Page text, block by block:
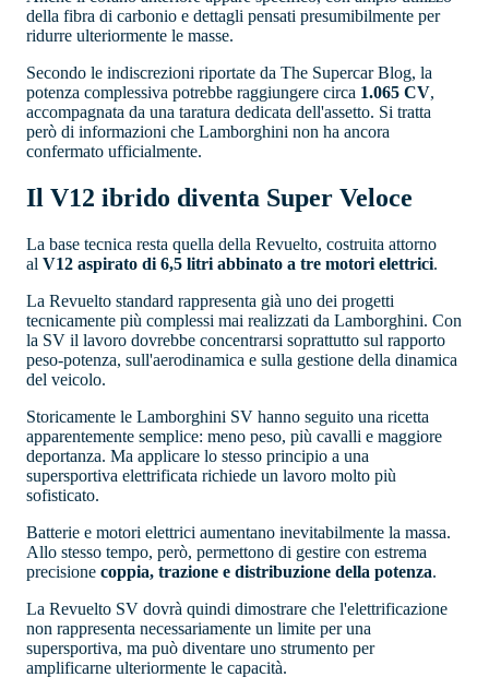
della fibra di carbonio e dettagli pensati presumibilmente per
ridurre ulteriormente le masse.
Secondo le indiscrezioni riportate da The Supercar Blog, la
potenza complessiva potrebbe raggiungere circa 1.065 CV,
accompagnata da una taratura dedicata dell'assetto. Si tratta
però di informazioni che Lamborghini non ha ancora
confermato ufficialmente.
Il V12 ibrido diventa Super Veloce
La base tecnica resta quella della Revuelto, costruita attorno
al V12 aspirato di 6,5 litri abbinato a tre motori elettrici.
La Revuelto standard rappresenta già uno dei progetti
tecnicamente più complessi mai realizzati da Lamborghini. Con
la SV il lavoro dovrebbe concentrarsi soprattutto sul rapporto
peso-potenza, sull'aerodinamica e sulla gestione della dinamica
del veicolo.
Storicamente le Lamborghini SV hanno seguito una ricetta
apparentemente semplice: meno peso, più cavalli e maggiore
deportanza. Ma applicare lo stesso principio a una
supersportiva elettrificata richiede un lavoro molto più
sofisticato.
Batterie e motori elettrici aumentano inevitabilmente la massa.
Allo stesso tempo, però, permettono di gestire con estrema
precisione coppia, trazione e distribuzione della potenza.
La Revuelto SV dovrà quindi dimostrare che l'elettrificazione
non rappresenta necessariamente un limite per una
supersportiva, ma può diventare uno strumento per
amplificarne ulteriormente le capacità.